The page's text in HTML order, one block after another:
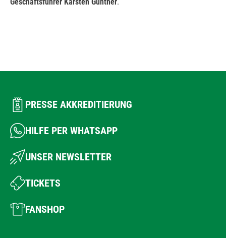
Geschäftsführer Karsten Günther.
PRESSE AKKREDITIERUNG
HILFE PER WHATSAPP
UNSER NEWSLETTER
TICKETS
FANSHOP